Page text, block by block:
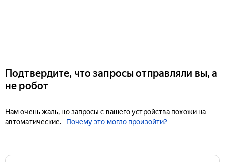
Подтвердите, что запросы отправляли вы, а
не робот
Нам очень жаль, но запросы с вашего устройства похожи на
автоматические.
Почему это могло произойти?